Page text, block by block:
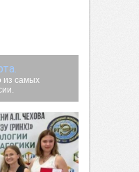
из самых